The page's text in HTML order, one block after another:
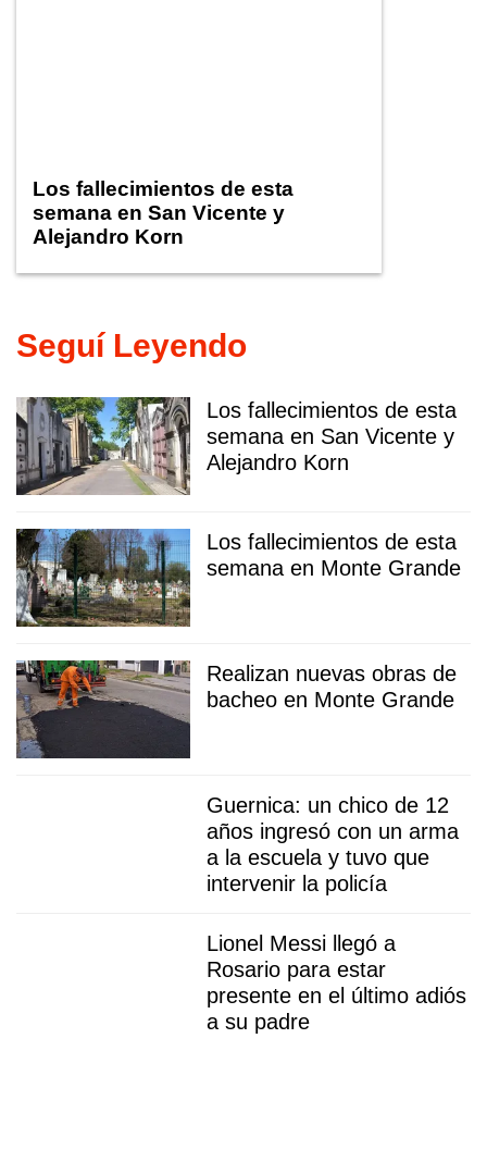
Los fallecimientos de esta
semana en San Vicente y
Alejandro Korn
Seguí Leyendo
Los fallecimientos de esta
semana en San Vicente y
Alejandro Korn
Los fallecimientos de esta
semana en Monte Grande
Realizan nuevas obras de
bacheo en Monte Grande
Guernica: un chico de 12
años ingresó con un arma
a la escuela y tuvo que
intervenir la policía
Lionel Messi llegó a
Rosario para estar
presente en el último adiós
a su padre